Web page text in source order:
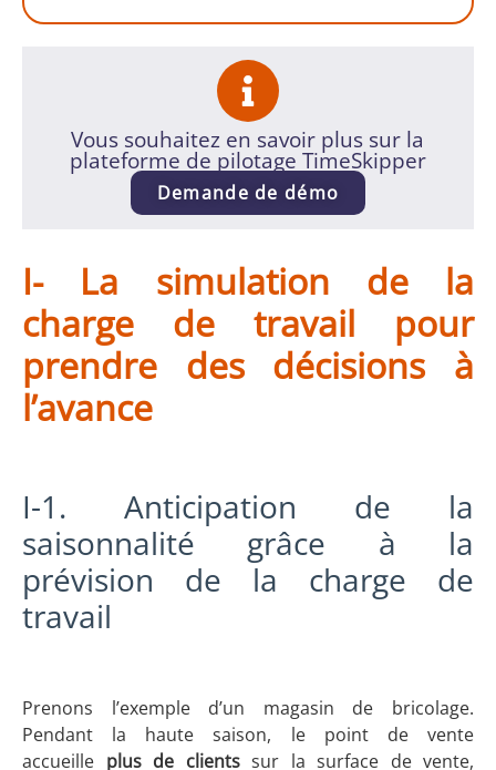
Vous souhaitez en savoir plus sur la
plateforme de pilotage TimeSkipper
Demande de démo
I- La simulation de la
charge de travail pour
prendre des décisions à
l’avance
I-1. Anticipation de la
saisonnalité grâce à la
prévision de la charge de
travail
Prenons l’exemple d’un magasin de bricolage.
Pendant la haute saison, le point de vente
accueille plus de clientssur la surface de vente,